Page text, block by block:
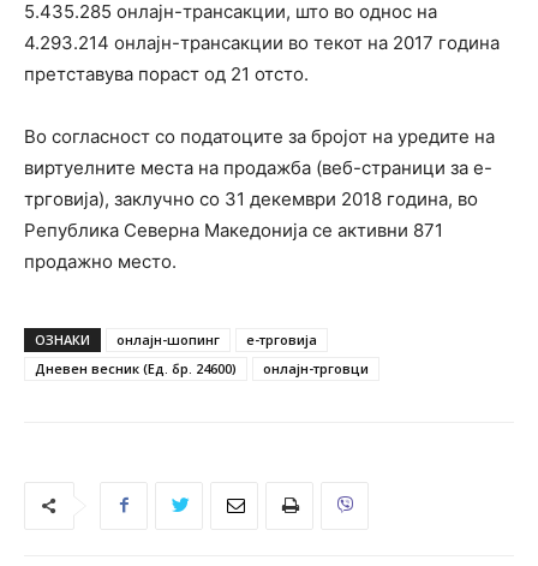
5.435.285 онлајн-трансакции, што во однос на
4.293.214 онлајн-трансакции во текот на 2017 година
претставува пораст од 21 отсто.
Во согласност со податоците за бројот на уредите на
виртуелните места на продажба (веб-страници за е-
трговија), заклучно со 31 декември 2018 година, во
Република Северна Македонија се активни 871
продажно место.
ОЗНАКИ онлајн-шопинг
е-трговија
Дневен весник (Ед. бр. 24600)
онлајн-трговци